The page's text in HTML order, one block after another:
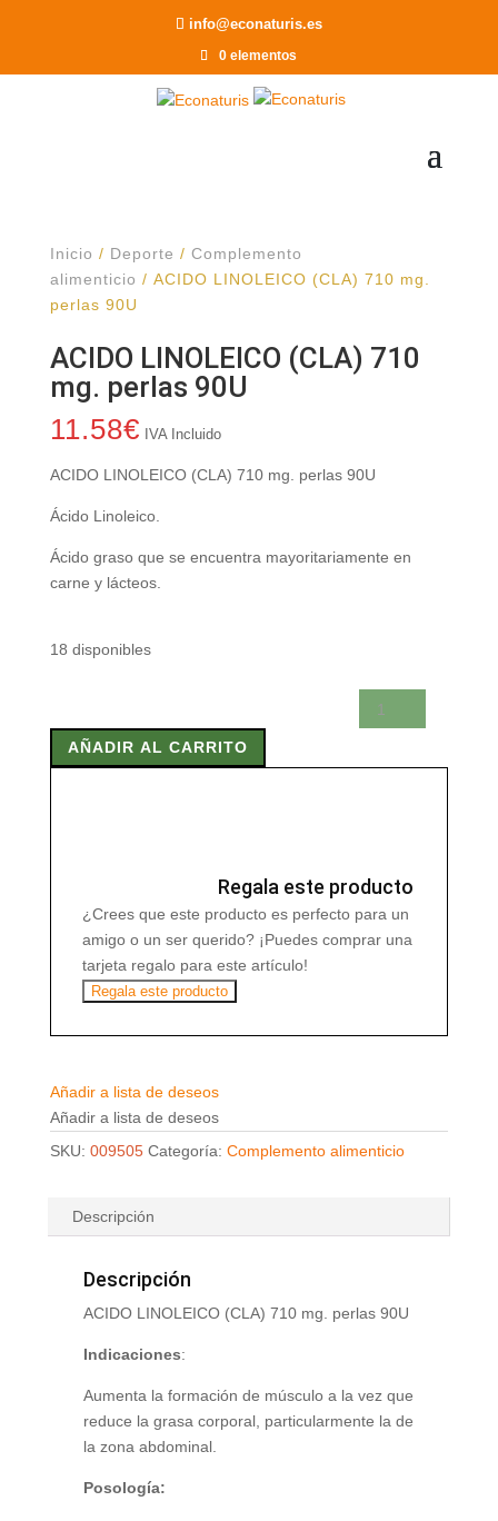
info@econaturis.es
0 elementos
Inicio / Deporte / Complemento
alimenticio / ACIDO LINOLEICO (CLA) 710 mg.
perlas 90U
ACIDO LINOLEICO (CLA) 710
mg. perlas 90U
11.58€ IVA Incluido
ACIDO LINOLEICO (CLA) 710 mg. perlas 90U
Ácido Linoleico.
Ácido graso que se encuentra mayoritariamente en
carne y lácteos.
18 disponibles
LINOLEICO
(CLA)
AÑADIR AL CARRITO
Regala este producto
¿Crees que este producto es perfecto para un
amigo o un ser querido? ¡Puedes comprar una
tarjeta regalo para este artículo!
Regala este producto
Añadir a lista de deseos
Añadir a lista de deseos
SKU: 009505 Categoría: Complemento alimenticio
Descripción
Descripción
ACIDO LINOLEICO (CLA) 710 mg. perlas 90U
Indicaciones:
Aumenta la formación de músculo a la vez que
reduce la grasa corporal, particularmente la de
la zona abdominal.
Posología: